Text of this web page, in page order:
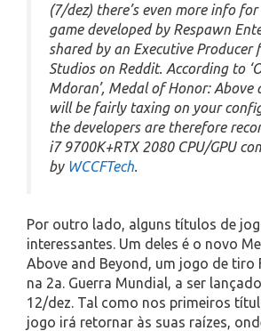
(7/dez) there’s even more info
game developed by Respawn
shared by an Executive Producer
Studios on Reddit. According to
Mdoran’, Medal of Honor: Above
will be fairly taxing on your
the developers are therefore
i7 9700K+RTX 2080 CPU/GPU
by WCCFTech.
Por outro lado, alguns títulos de
interessantes. Um deles é o novo
Above and Beyond, um jogo de tiro
na 2a. Guerra Mundial, a ser
12/dez. Tal como nos primeiros
jogo irá retornar às suas raízes,